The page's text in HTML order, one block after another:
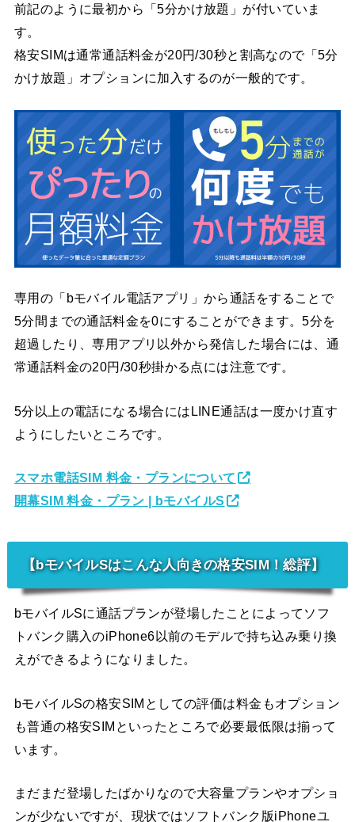
前記のように最初から「5分かけ放題」が付いていま
す。
格安SIMは通常通話料金が20円/30秒と割高なので「5分
かけ放題」オプションに加入するのが一般的です。
専用の「bモバイル電話アプリ」から通話をすることで
5分間までの通話料金を0にすることができます。5分を
超過したり、専用アプリ以外から発信した場合には、通
常通話料金の20円/30秒掛かる点には注意です。
5分以上の電話になる場合にはLINE通話は一度かけ直す
ようにしたいところです。
スマホ電話SIM 料金・プランについて
開幕SIM 料金・プラン | bモバイルS
【bモバイルSはこんな人向きの格安SIM！総評】
bモバイルSに通話プランが登場したことによってソフ
トバンク購入のiPhone6以前のモデルで持ち込み乗り換
えができるようになりました。
bモバイルSの格安SIMとしての評価は料金もオプション
も普通の格安SIMといったところで必要最低限は揃って
います。
まだまだ登場したばかりなので大容量プランやオプショ
ンが少ないですが、現状ではソフトバンク版iPhoneユ